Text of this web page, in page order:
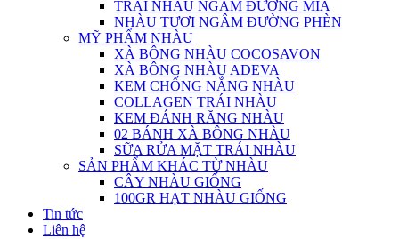
TRÁI NHÀU NGÂM ĐƯỜNG MÍA
NHÀU TƯƠI NGÂM ĐƯỜNG PHÈN
MỸ PHẨM NHÀU
XÀ BÔNG NHÀU COCOSAVON
XÀ BÔNG NHÀU ADEVA
KEM CHỐNG NẮNG NHÀU
COLLAGEN TRÁI NHÀU
KEM ĐÁNH RĂNG NHÀU
02 BÁNH XÀ BÔNG NHÀU
SỮA RỬA MẶT TRÁI NHÀU
SẢN PHẨM KHÁC TỪ NHÀU
CÂY NHÀU GIỐNG
100GR HẠT NHÀU GIỐNG
Tin tức
Liên hệ